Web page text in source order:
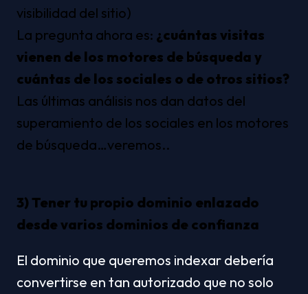
visibilidad del sitio)
La pregunta ahora es: ¿cuántas visitas
vienen de los motores de búsqueda y
cuántas de los sociales o de otros sitios?
Las últimas análisis nos dan datos del
superamiento de los sociales en los motores
de búsqueda…veremos..
3) Tener tu propio dominio enlazado
desde varios dominios de confianza
El dominio que queremos indexar debería
convertirse en tan autorizado que no solo